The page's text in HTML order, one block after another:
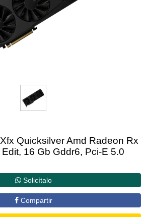
Quicksilver Amd Radeon Rx
16 Gb Gddr6, Pci-E 5.0
Solicítalo
Compartir